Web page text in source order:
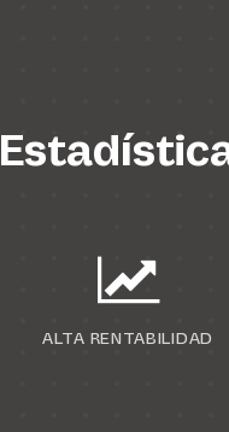
ALTA RENTABILIDAD